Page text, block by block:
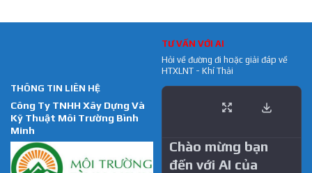
THÔNG TIN LIÊN HỆ
Công Ty TNHH Xây Dựng Và
Kỹ Thuật Môi Trường Bình
Minh
TƯ VẤN VỚI AI
Hỏi về đường đi hoặc giải đáp về
HTXLNT - Khí Thải
Chào mừng bạn
đến với AI của